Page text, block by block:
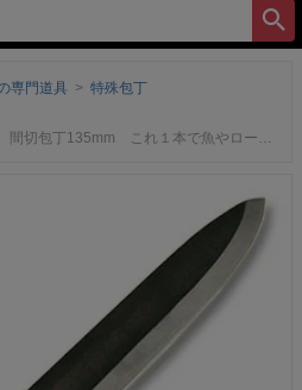
専門道具
特殊包丁
１本で魚やロープなど切ったりする、 漁師さんが使う万能包丁！